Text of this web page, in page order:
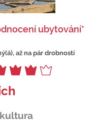
ubytování*
až na pár drobností